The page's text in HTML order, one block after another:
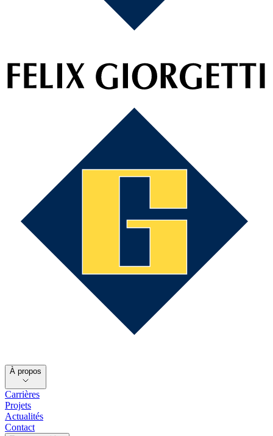
À propos
Carrières
Projets
Actualités
Contact